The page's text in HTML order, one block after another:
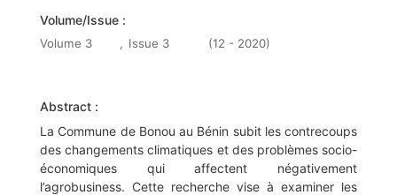
Volume/Issue :
Volume 3 , Issue 3 (12 - 2020)
Abstract :
La Commune de Bonou au Bénin subit les contrecoups
des changements climatiques et des problèmes socio-
économiques qui affectent négativement
l’agrobusiness. Cette recherche vise à examiner les